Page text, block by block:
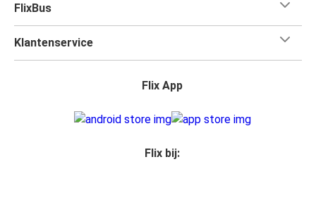
FlixBus
Klantenservice
Flix App
Flix bij: